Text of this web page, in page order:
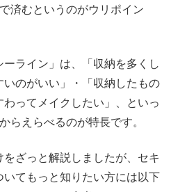
済むというのがウリポイン
ライン」は、「収納を多くし
のがいい」・「収納したもの
ってメイクしたい」、といっ
らえらべるのが特長です。
ざっと解説しましたが、セキ
てもっと知りたい方には以下